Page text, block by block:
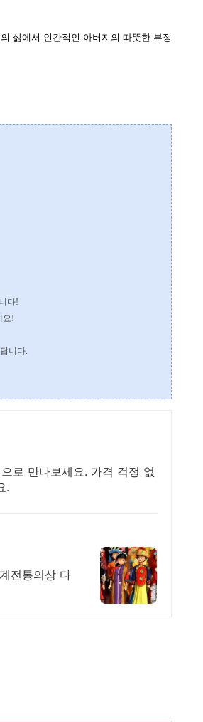
삶에서 인간적인 아버지의 따뜻한 부정
다!
요!
니다.
로 만나보세요. 가격 걱정 없
.
전통의상 다